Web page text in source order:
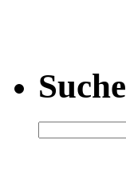
Suche